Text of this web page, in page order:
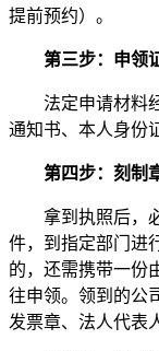
提前预约）。
第三步：申领
法定申请材料经
通知书、本人身份
第四步：刻制
拿到执照后，必
件，到指定部门进
的，还需携带一份
往申领。领到的公
发票章、法人代表